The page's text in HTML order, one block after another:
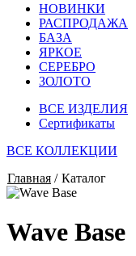
НОВИНКИ
РАСПРОДАЖА
БАЗА
ЯРКОЕ
СЕРЕБРО
ЗОЛОТО
ВСЕ ИЗДЕЛИЯ
Сертификаты
ВСЕ КОЛЛЕКЦИИ
Главная / Каталог
Wave Base